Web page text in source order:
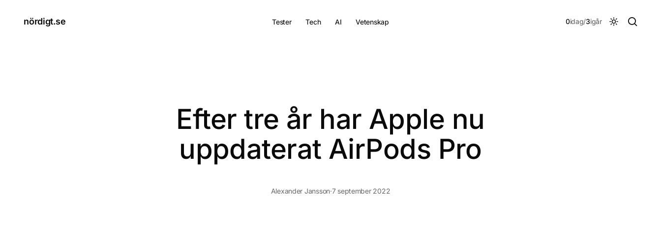
nördigt.se Tester Tech AI Vetenskap 0idag/3igår 
Efter tre år har Apple nu
uppdaterat AirPods Pro
Alexander Jansson·7 september 2022